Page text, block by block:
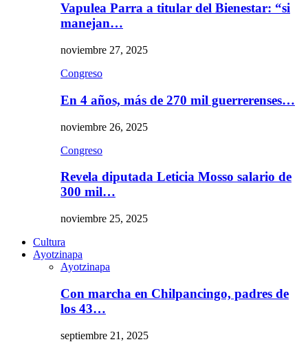
Vapulea Parra a titular del Bienestar: “si
manejan…
noviembre 27, 2025
Congreso
En 4 años, más de 270 mil guerrerenses…
noviembre 26, 2025
Congreso
Revela diputada Leticia Mosso salario de
300 mil…
noviembre 25, 2025
Cultura
Ayotzinapa
Ayotzinapa
Con marcha en Chilpancingo, padres de
los 43…
septiembre 21, 2025